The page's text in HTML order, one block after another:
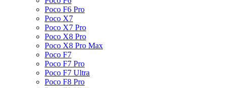
Poco F6 Pro
Poco X7
Poco X7 Pro
Poco X8 Pro
Poco X8 Pro Max
Poco F7
Poco F7 Pro
Poco F7 Ultra
Poco F8 Pro